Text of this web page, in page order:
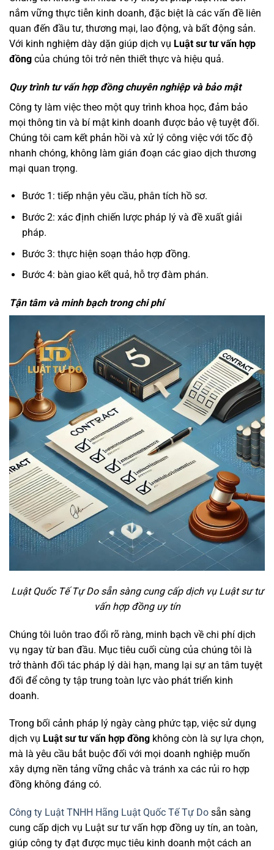
nắm vững thực tiễn kinh doanh, đặc biệt là các vấn đề liên
quan đến đầu tư, thương mại, lao động, và bất động sản.
Với kinh nghiệm dày dặn giúp dịch vụ Luật sư tư vấn hợp
đồng của chúng tôi trở nên thiết thực và hiệu quả.
Quy trình tư vấn hợp đồng chuyên nghiệp và bảo mật
Công ty làm việc theo một quy trình khoa học, đảm bảo
mọi thông tin và bí mật kinh doanh được bảo vệ tuyệt đối.
Chúng tôi cam kết phản hồi và xử lý công việc với tốc độ
nhanh chóng, không làm gián đoạn các giao dịch thương
mại quan trọng.
Bước 1: tiếp nhận yêu cầu, phân tích hồ sơ.
Bước 2: xác định chiến lược pháp lý và đề xuất giải
pháp.
Bước 3: thực hiện soạn thảo hợp đồng.
Bước 4: bàn giao kết quả, hỗ trợ đàm phán.
Tận tâm và minh bạch trong chi phí
Luật Quốc Tế Tự Do sẵn sàng cung cấp dịch vụ Luật sư tư
vấn hợp đồng uy tín
Chúng tôi luôn trao đổi rõ ràng, minh bạch về chi phí dịch
vụ ngay từ ban đầu. Mục tiêu cuối cùng của chúng tôi là
trở thành đối tác pháp lý dài hạn, mang lại sự an tâm tuyệt
đối để công ty tập trung toàn lực vào phát triển kinh
doanh.
Trong bối cảnh pháp lý ngày càng phức tạp, việc sử dụng
dịch vụ Luật sư tư vấn hợp đồng không còn là sự lựa chọn,
mà là yêu cầu bắt buộc đối với mọi doanh nghiệp muốn
xây dựng nền tảng vững chắc và tránh xa các rủi ro hợp
đồng không đáng có.
Công ty Luật TNHH Hãng Luật Quốc Tế Tự Do sẵn sàng
cung cấp dịch vụ Luật sư tư vấn hợp đồng uy tín, an toàn,
giúp công ty đạt được mục tiêu kinh doanh một cách an